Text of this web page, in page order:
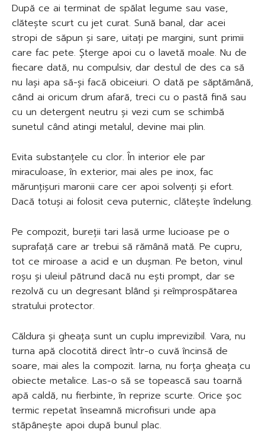
După ce ai terminat de spălat legume sau vase,
clătește scurt cu jet curat. Sună banal, dar acei
stropi de săpun și sare, uitați pe margini, sunt primii
care fac pete. Șterge apoi cu o lavetă moale. Nu de
fiecare dată, nu compulsiv, dar destul de des ca să
nu lași apa să-și facă obiceiuri. O dată pe săptămână,
când ai oricum drum afară, treci cu o pastă fină sau
cu un detergent neutru și vezi cum se schimbă
sunetul când atingi metalul, devine mai plin.
Evita substanțele cu clor. În interior ele par
miraculoase, în exterior, mai ales pe inox, fac
mărunțișuri maronii care cer apoi solvenți și efort.
Dacă totuși ai folosit ceva puternic, clătește îndelung.
Pe compozit, bureții tari lasă urme lucioase pe o
suprafață care ar trebui să rămână mată. Pe cupru,
tot ce miroase a acid e un dușman. Pe beton, vinul
roșu și uleiul pătrund dacă nu ești prompt, dar se
rezolvă cu un degresant blând și reîmprospătarea
stratului protector.
Căldura și gheața sunt un cuplu imprevizibil. Vara, nu
turna apă clocotită direct într-o cuvă încinsă de
soare, mai ales la compozit. Iarna, nu forța gheața cu
obiecte metalice. Las-o să se topească sau toarnă
apă caldă, nu fierbinte, în reprize scurte. Orice șoc
termic repetat înseamnă microfisuri unde apa
stăpânește apoi după bunul plac.